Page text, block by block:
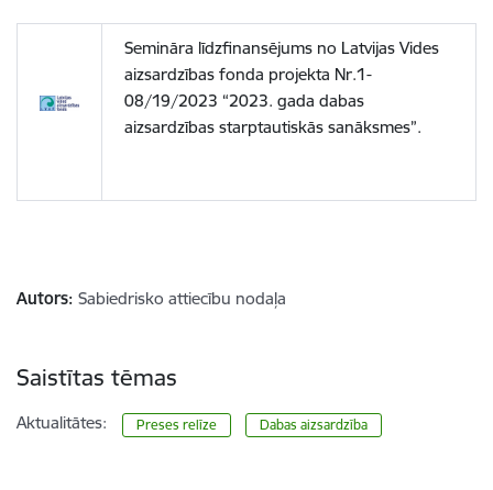
Semināra līdzfinansējums no Latvijas Vides
aizsardzības fonda projekta Nr.1-
08/19/2023 “2023. gada dabas
aizsardzības starptautiskās sanāksmes”.
Autors: Sabiedrisko attiecību nodaļa
Saistītas tēmas
Aktualitātes: Preses relīze Dabas aizsardzība